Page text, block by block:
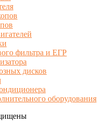
фильтра и ЕГР
дисков
оборудования